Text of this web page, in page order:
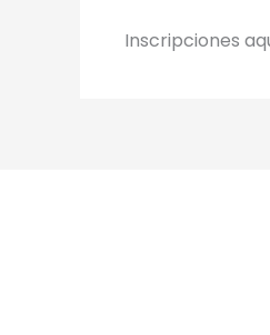
Inscripciones